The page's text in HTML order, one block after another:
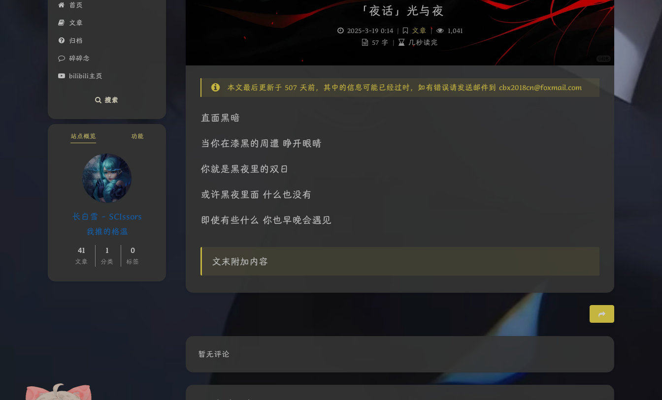
夜间模式
浅阴影 深阴影
首页
文章
归档
碎碎念
bilibili主页
搜索
站点概览 功能
长白雪 - SCIssors
我推的格温
41
文章
1
分类
0
标签
「夜话」光与夜
2025-3-19 0:14 | 文章 |
1,041
57 字 | 几秒读完
本文最后更新于 507 天前，其中的信息可能已经过时，如有错误请发送邮件到 cbx2018cn@foxmail.com
直面黑暗
当你在漆黑的周遭 睁开眼睛
你就是黑夜里的双日
或许黑夜里面 什么也没有
即使有些什么 你也早晚会遇见
文末附加内容
豆
暂无评论